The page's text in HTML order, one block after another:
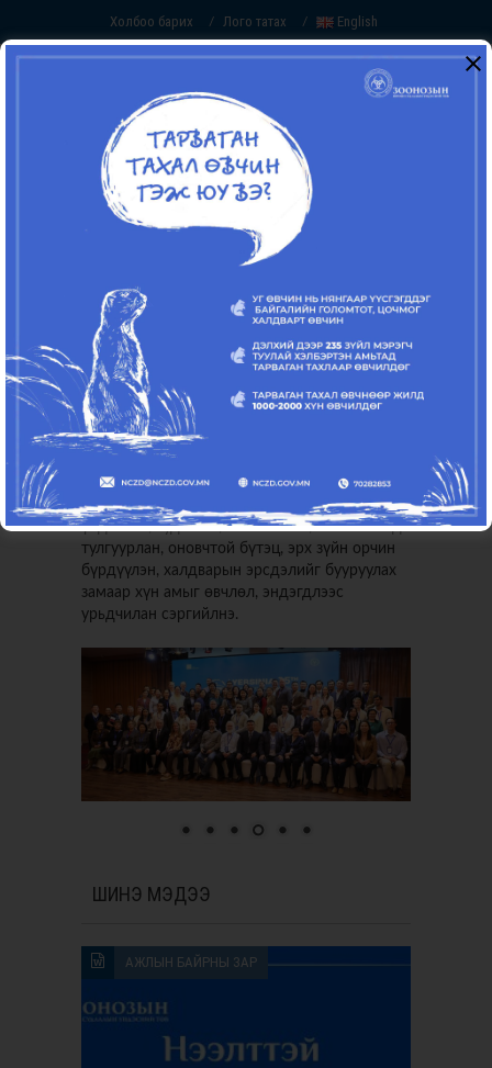
Холбоо барих / Лого татах / English
ЭРХЭМ ЗОРИЛГО
технологи, инновацийг мэргэшсэн хүний
нөөцийн чадавхитай хослуулан Монгол
улсын хүн амыг зоонозын халдварт өвчний
эрсдэлээс сэргийлэх
СТРАТЕГИЙН ЗОРИЛГО
Зоонозын өвчнийг тандах, хянах, эрт
сэрэмжлүүлэх, хариу арга хэмжээг эмч
мэрэгжилтнүүдийн туршлага, чадавхид
үндэслэн, судалгаа, шинжилгээ, нотолгоонд
тулгуурлан, оновчтой бүтэц, эрх зүйн орчин
бүрдүүлэн, халдварын эрсдэлийг бууруулах
замаар хүн амыг өвчлөл, эндэгдлээс
урьдчилан сэргийлнэ.
ШИНЭ МЭДЭЭ
АЖЛЫН БАЙРНЫ ЗАР